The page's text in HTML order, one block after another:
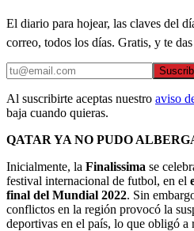
El diario para hojear, las claves del
correo, todos los días. Gratis, y te
Al suscribirte aceptas nuestro aviso
baja cuando quieras.
QATAR YA NO PUDO
Inicialmente, la Finalissima se
festival internacional de futbol, en el
final del Mundial 2022. Sin
conflictos en la región provocó la
deportivas en el país, lo que obligó a